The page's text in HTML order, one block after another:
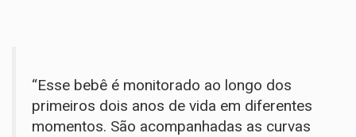
“Esse bebê é monitorado ao longo dos
primeiros dois anos de vida em diferentes
momentos. São acompanhadas as curvas